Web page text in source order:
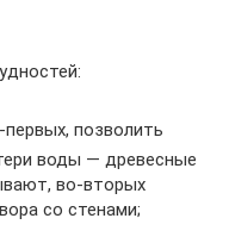
первых, позволить
воды — древесные
во-вторых
со стенами;